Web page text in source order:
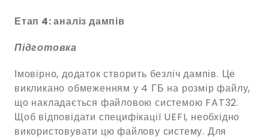
Етап 4: аналіз дампів
Підготовка
Імовірно, додаток створить безліч дампів. Це
викликано обмеженням у 4 ГБ на розмір файлу,
що накладається файловою системою FAT32.
Щоб відповідати специфікації UEFI, необхідно
використовувати цю файлову систему. Для